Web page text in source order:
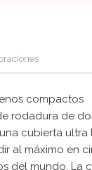
compactos
rodadura de
una cubierta
al máximo en
del mundo. La